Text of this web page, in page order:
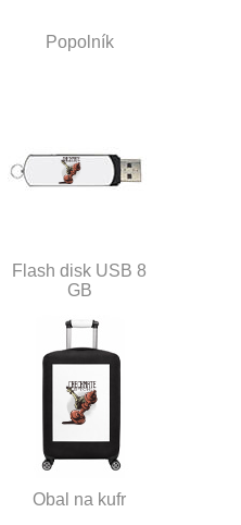
Popolník
Flash disk USB 8
GB
Obal na kufr